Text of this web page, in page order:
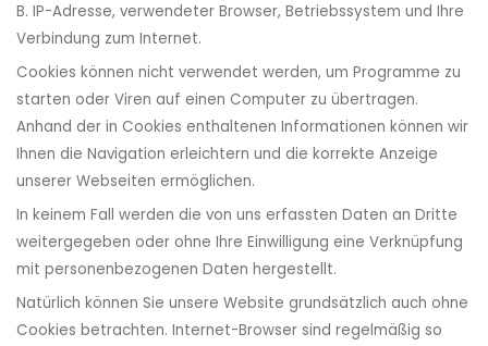
B. IP-Adresse, verwendeter Browser, Betriebssystem und Ihre
Verbindung zum Internet.
Cookies können nicht verwendet werden, um Programme zu
starten oder Viren auf einen Computer zu übertragen.
Anhand der in Cookies enthaltenen Informationen können wir
Ihnen die Navigation erleichtern und die korrekte Anzeige
unserer Webseiten ermöglichen.
In keinem Fall werden die von uns erfassten Daten an Dritte
weitergegeben oder ohne Ihre Einwilligung eine Verknüpfung
mit personenbezogenen Daten hergestellt.
Natürlich können Sie unsere Website grundsätzlich auch ohne
Cookies betrachten. Internet-Browser sind regelmäßig so